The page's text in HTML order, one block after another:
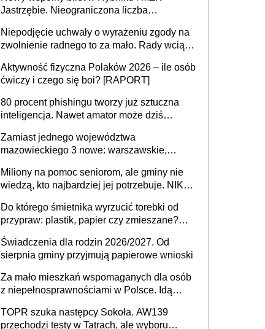
Jastrzębie. Nieograniczona liczba
Niepodjęcie uchwały o wyrażeniu zgody na
zwolnienie radnego to za mało. Rady wciąż
rozstrzygać sprawy
Aktywność fizyczna Polaków 2026 – ile osób
ćwiczy i czego się boi? [RAPORT]
80 procent phishingu tworzy już sztuczna
inteligencja. Nawet amator może dziś
Zamiast jednego województwa
mazowieckiego 3 nowe: warszawskie,
Europie nie ma tak dużych jednostek
stołecznych
Miliony na pomoc seniorom, ale gminy nie
wiedzą, kto najbardziej jej potrzebuje. NIK
Do którego śmietnika wyrzucić torebki od
przypraw: plastik, papier czy zmieszane?
Świadczenia dla rodzin 2026/2027. Od
sierpnia gminy przyjmują papierowe wnioski
Za mało mieszkań wspomaganych dla osób
z niepełnosprawnościami w Polsce. Idą
TOPR szuka następcy Sokoła. AW139
przechodzi testy w Tatrach, ale wyboru